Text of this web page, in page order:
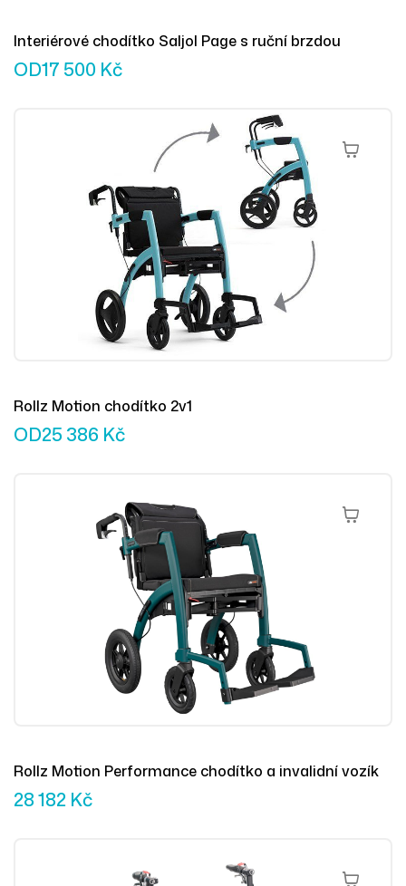
Interiérové chodítko Saljol Page s ruční brzdou
OD17 500 Kč
Výběr
Rollz Motion chodítko 2v1
OD25 386 Kč
Přidat Do
Rollz Motion Performance chodítko a invalidní vozík
28 182 Kč
Výběr